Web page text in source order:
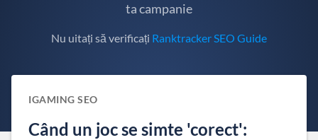
ta campanie
Nu uitați să verificați Ranktracker SEO Guide
IGAMING SEO
Când un joc se simte 'corect':